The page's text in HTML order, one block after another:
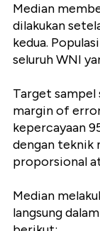
Median
dilakukan
kedua.
seluruh WNI
Target sampel
margin of
kepercayaan
dengan teknik
proporsional
Median
langsung